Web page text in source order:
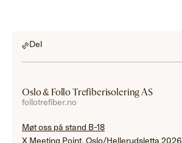
Del
Oslo & Follo Trefiberisolering AS
follotrefiber.no
Møt oss på stand B-18